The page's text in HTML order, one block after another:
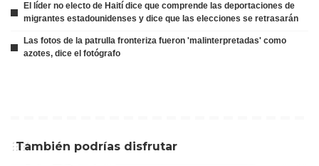
El líder no electo de Haití dice que comprende las deportaciones de
migrantes estadounidenses y dice que las elecciones se retrasarán
Las fotos de la patrulla fronteriza fueron 'malinterpretadas' como
azotes, dice el fotógrafo
También podrías disfrutar